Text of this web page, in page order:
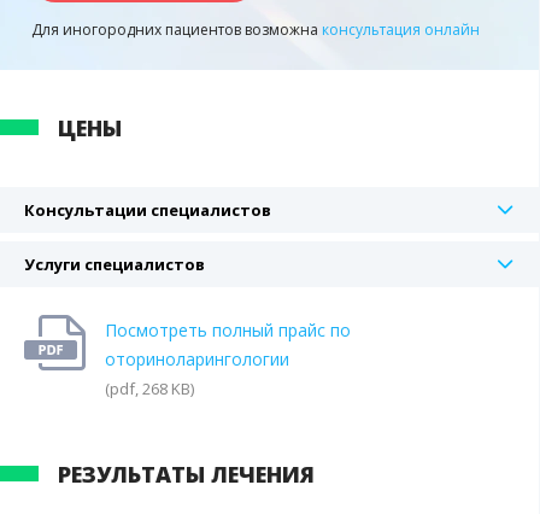
Для иногородних пациентов возможна консультация онлайн
ЦЕНЫ
Консультации специалистов
Услуги специалистов
Посмотреть полный прайс по
оториноларингологии
(pdf, 268 KB)
РЕЗУЛЬТАТЫ ЛЕЧЕНИЯ